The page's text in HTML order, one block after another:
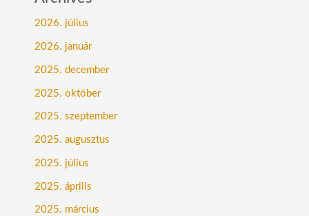
2026. július
2026. január
2025. december
2025. október
2025. szeptember
2025. augusztus
2025. július
2025. április
2025. március